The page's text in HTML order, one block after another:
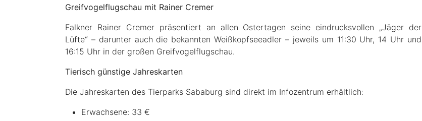
Greifvogelflugschau mit Rainer Cremer
Falkner Rainer Cremer präsentiert an allen Ostertagen seine eindrucksvollen „Jäger der
Lüfte“ – darunter auch die bekannten Weißkopfseeadler – jeweils um 11:30 Uhr, 14 Uhr und
16:15 Uhr in der großen Greifvogelflugschau.
Tierisch günstige Jahreskarten
Die Jahreskarten des Tierparks Sababurg sind direkt im Infozentrum erhältlich:
Erwachsene: 33 €